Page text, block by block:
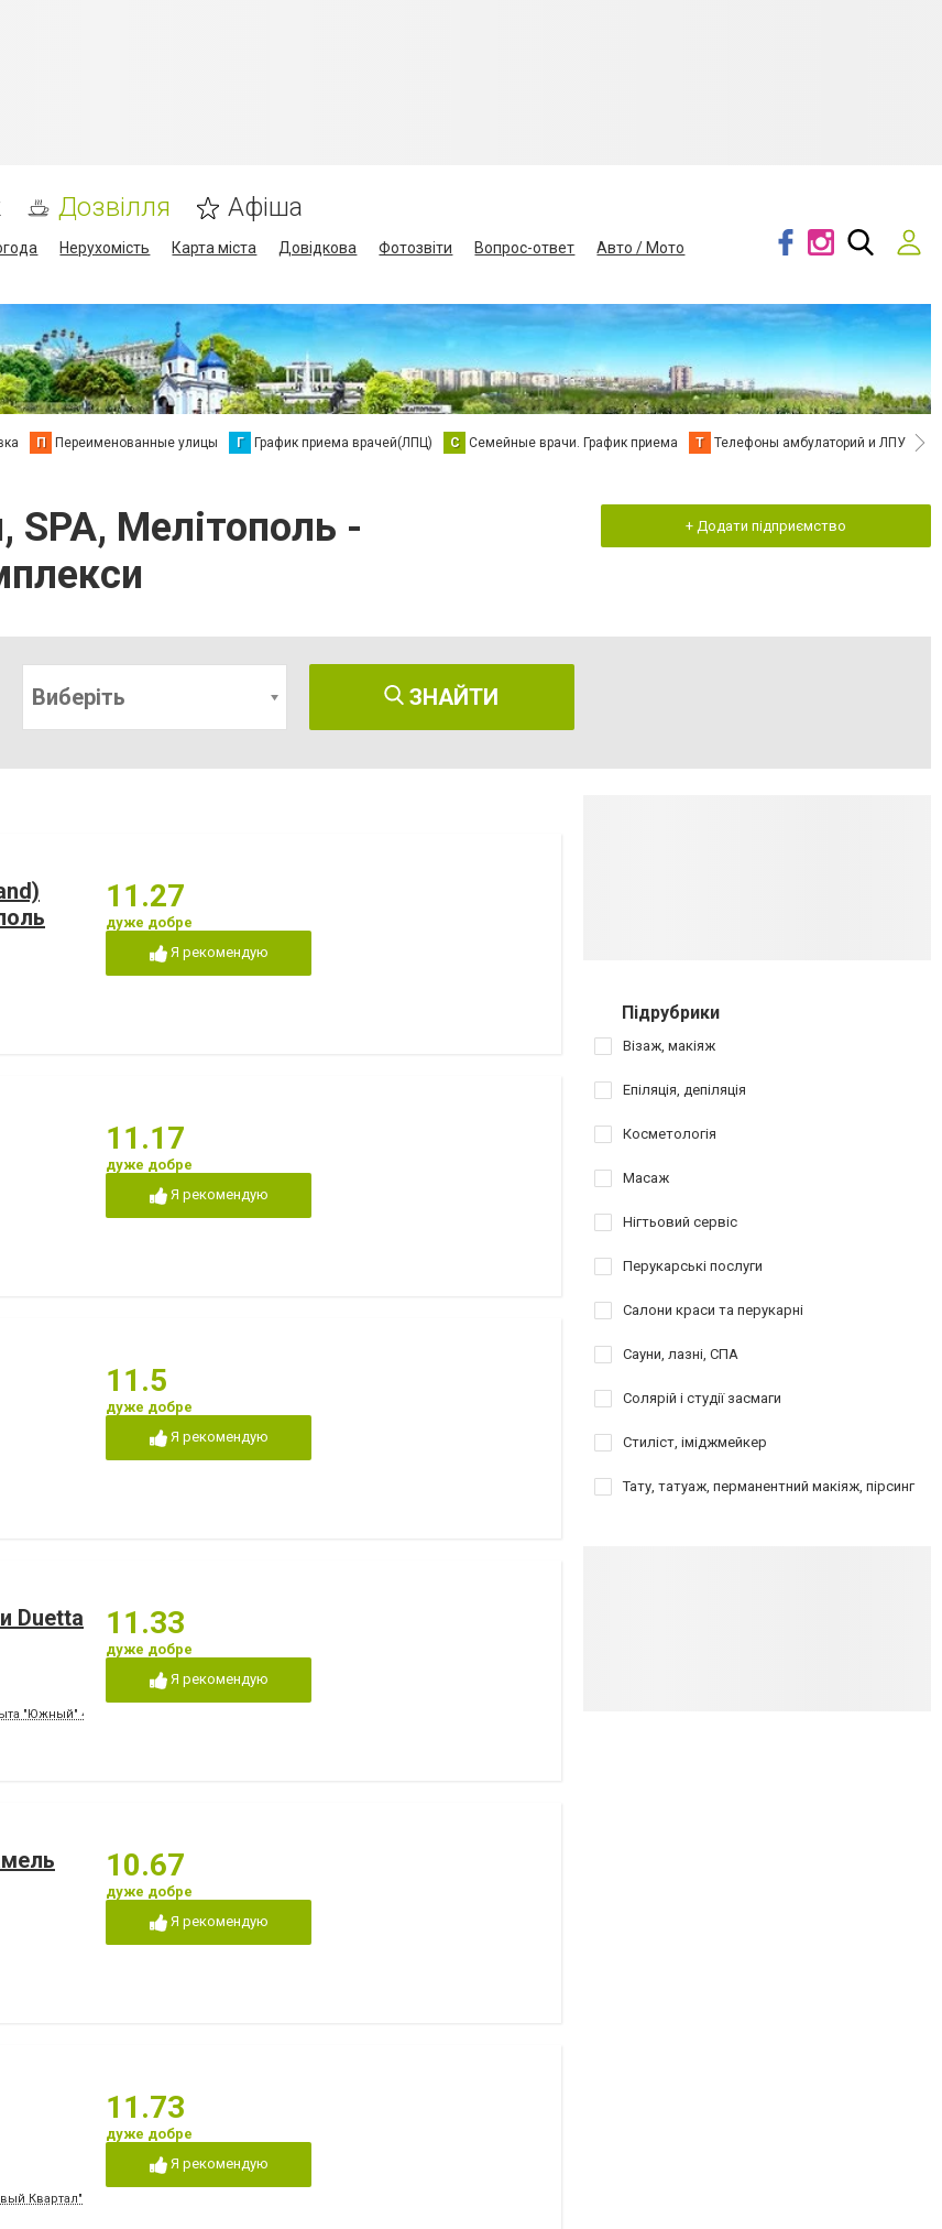
Дозвілля Афіша
Нерухомість Карта міста Довідкова Фотозвіти Вопрос-ответ
Авто / Мото
П Переименованные улицы Г График приема врачей(ЛПЦ) С Семейные врачи. График приема Т Телефоны амбулаторий и ЛПУ В
SPA, Мелітополь -
+ Додати підприємство
Виберіть ЗНАЙТИ
11.27
дуже добре
Я рекомендую
11.17
дуже добре
Я рекомендую
11.5
дуже добре
Я рекомендую
Duetta
"Южный" 4 этаж, оф. 404)
11.33
дуже добре
Я рекомендую
10.67
дуже добре
Я рекомендую
Квартал"
11.73
дуже добре
Я рекомендую
Підрубрики
Візаж, макіяж
Епіляція, депіляція
Косметологія
Масаж
Нігтьовий сервіс
Перукарські послуги
Салони краси та перукарні
Сауни, лазні, СПА
Солярій і студії засмаги
Стиліст, іміджмейкер
Тату, татуаж, перманентний макіяж, пірсинг